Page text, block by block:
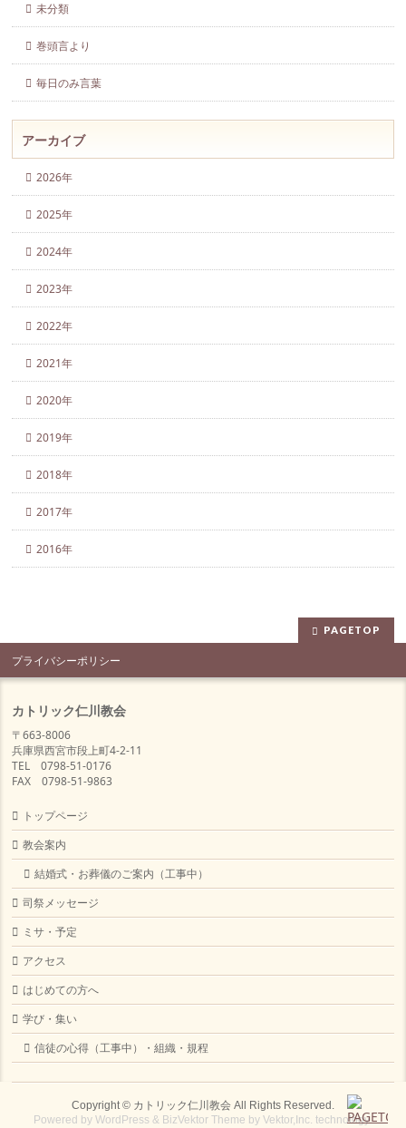
未分類
巻頭言より
毎日のみ言葉
アーカイブ
2026年
2025年
2024年
2023年
2022年
2021年
2020年
2019年
2018年
2017年
2016年
PAGETOP
プライバシーポリシー
カトリック仁川教会
〒663-8006
兵庫県西宮市段上町4-2-11
TEL 0798-51-0176
FAX 0798-51-9863
トップページ
教会案内
結婚式・お葬儀のご案内（工事中）
司祭メッセージ
ミサ・予定
アクセス
はじめての方へ
学び・集い
信徒の心得（工事中）・組織・規程
Copyright © カトリック仁川教会All Rights Reserved.
Powered byWordPress & BizVektor Theme byVektor,Inc. technology.